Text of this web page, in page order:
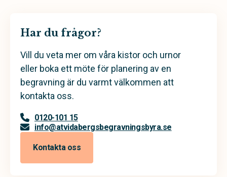
Har du frågor?
Vill du veta mer om våra kistor och urnor
eller boka ett möte för planering av en
begravning är du varmt välkommen att
kontakta oss.
0120-101 15
info@atvidabergsbegravningsbyra.se
Kontakta oss